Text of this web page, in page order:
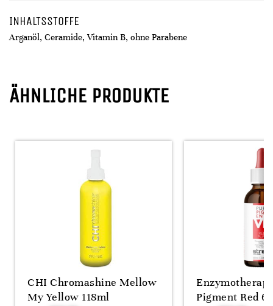
INHALTSSTOFFE
Arganöl, Ceramide, Vitamin B, ohne Parabene
ÄHNLICHE PRODUKTE
CHI Chromashine Mellow
My Yellow 118ml
Pigment Red